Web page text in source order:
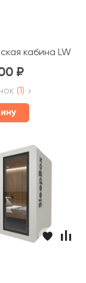
(задняя стенка
кабина
(1)